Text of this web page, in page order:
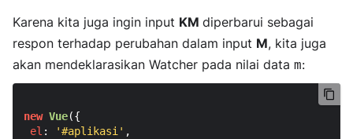
Karena kita juga ingin input KM diperbarui sebagai
respon terhadap perubahan dalam input M, kita juga
akan mendeklarasikan Watcher pada nilai data m:
new Vue({
el : '#aplikasi' ,